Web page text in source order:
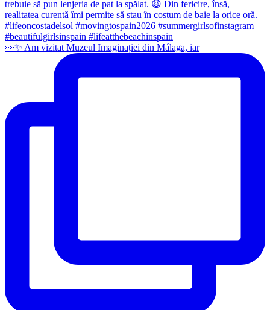
👀✨️ Am vizitat Muzeul Imaginației din Málaga, iar